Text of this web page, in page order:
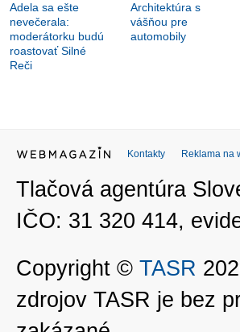
Adela sa ešte
nevečerala:
moderátorku budú
roastovať Silné
Reči
Architektúra s
vášňou pre
automobily
Kontakty Reklama na
Tlačová agentúra
IČO: 31 320 414,
Copyright © TASR
zdrojov TASR je bez